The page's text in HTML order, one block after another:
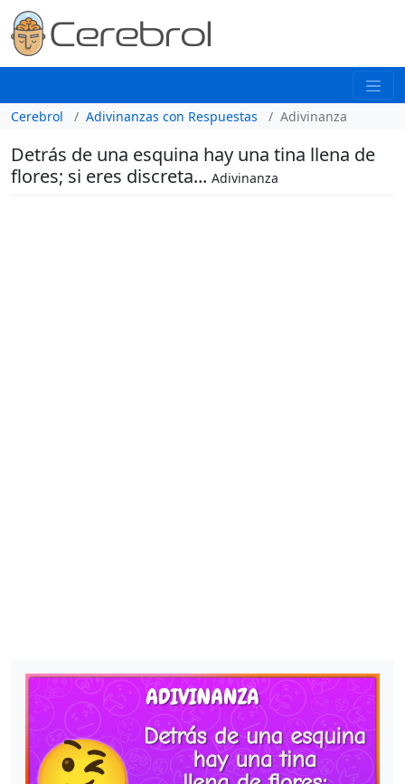
Cerebrol Adivinanzas con Respuestas Adivinanza
Detrás de una esquina hay una tina llena de
flores; si eres discreta... Adivinanza